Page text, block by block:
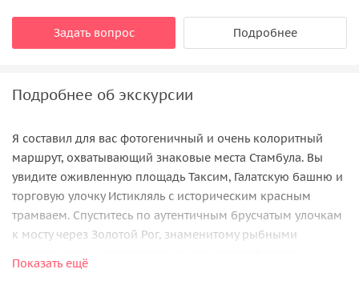
Задать вопрос Подробнее
Подробнее об экскурсии
Я составил для вас фотогеничный и очень колоритный
маршрут, охватывающий знаковые места Стамбула. Вы
увидите оживленную площадь Таксим, Галатскую башню и
торговую улочку Истикляль с историческим красным
трамваем. Спуститесь по аутентичным брусчатым улочкам
к мосту через Золотой Рог, знаменитому рыбными
турецких сладостей и пряностей на Египетском базаре. В
Показать ещё